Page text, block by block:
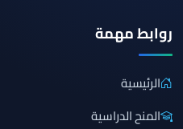
روابط مهمة
الرئيسية
المنح الدراسية